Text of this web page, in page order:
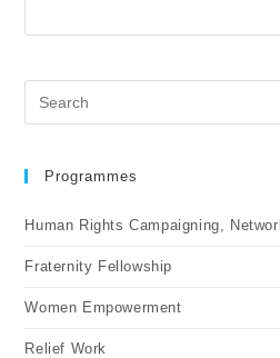
Programmes
Human Rights Campaigning,
Fraternity Fellowship
Women Empowerment
Relief Work